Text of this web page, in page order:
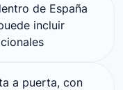
de España
incluir
a puerta, con